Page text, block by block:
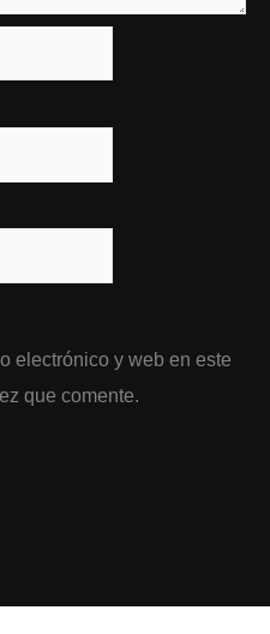
electrónico y web en este
que comente.